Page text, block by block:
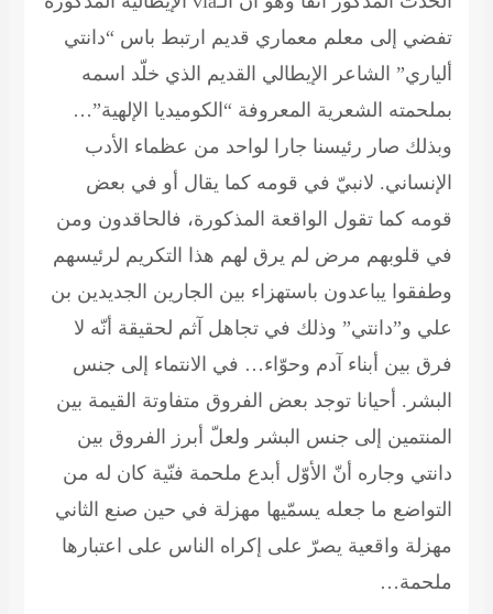
تفضي إلى معلم معماري قديم ارتبط باس “دانتي
ألياري” الشاعر الإيطالي القديم الذي خلّد اسمه
بملحمته الشعرية المعروفة “الكوميديا الإلهية”…
وبذلك صار رئيسنا جارا لواحد من عظماء الأدب
الإنساني. لانبيّ في قومه كما يقال أو في بعض
قومه كما تقول الواقعة المذكورة، فالحاقدون ومن
في قلوبهم مرض لم يرق لهم هذا التكريم لرئيسهم
وطفقوا يباعدون باستهزاء بين الجارين الجديدين بن
علي و”دانتي” وذلك في تجاهل آثم لحقيقة أنّه لا
فرق بين أبناء آدم وحوّاء… في الانتماء إلى جنس
البشر. أحيانا توجد بعض الفروق متفاوتة القيمة بين
المنتمين إلى جنس البشر ولعلّ أبرز الفروق بين
دانتي وجاره أنّ الأوّل أبدع ملحمة فنّية كان له من
التواضع ما جعله يسمّيها مهزلة في حين صنع الثاني
مهزلة واقعية يصرّ على إكراه الناس على اعتبارها
ملحمة…